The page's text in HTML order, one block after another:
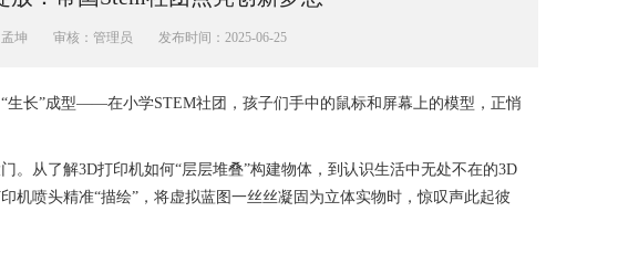
坤 审核：管理员 发布时间：2025-06-25
生长”成型——在小学STEM社团，孩子们手中的鼠标和屏幕上的模型，正悄
。从了解3D打印机如何“层层堆叠”构建物体，到认识生活中无处不在的3D
机喷头精准“描绘”，将虚拟蓝图一丝丝凝固为立体实物时，惊叹声此起彼